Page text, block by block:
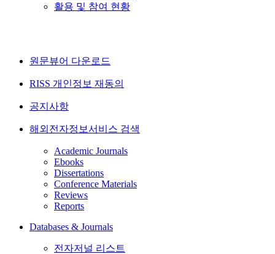
활용 및 참여 현황
원문뷰어 다운로드
RISS 개인정보 재동의
공지사항
해외전자정보서비스 검색
Academic Journals
Ebooks
Dissertations
Conference Materials
Reviews
Reports
Databases & Journals
전자저널 리스트